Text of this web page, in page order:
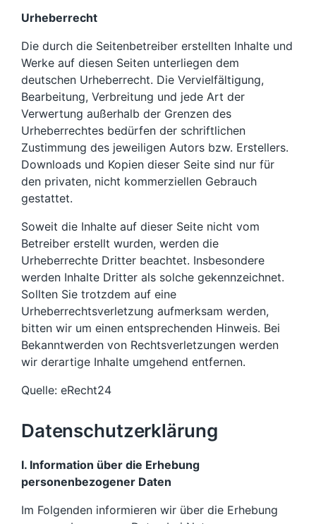
Urheberrecht
Die durch die Seitenbetreiber erstellten Inhalte und
Werke auf diesen Seiten unterliegen dem
deutschen Urheberrecht. Die Vervielfältigung,
Bearbeitung, Verbreitung und jede Art der
Verwertung außerhalb der Grenzen des
Urheberrechtes bedürfen der schriftlichen
Zustimmung des jeweiligen Autors bzw. Erstellers.
Downloads und Kopien dieser Seite sind nur für
den privaten, nicht kommerziellen Gebrauch
gestattet.
Soweit die Inhalte auf dieser Seite nicht vom
Betreiber erstellt wurden, werden die
Urheberrechte Dritter beachtet. Insbesondere
werden Inhalte Dritter als solche gekennzeichnet.
Sollten Sie trotzdem auf eine
Urheberrechtsverletzung aufmerksam werden,
bitten wir um einen entsprechenden Hinweis. Bei
Bekanntwerden von Rechtsverletzungen werden
wir derartige Inhalte umgehend entfernen.
Quelle: eRecht24
Datenschutzerklärung
I. Information über die Erhebung
personenbezogener Daten
Im Folgenden informieren wir über die Erhebung